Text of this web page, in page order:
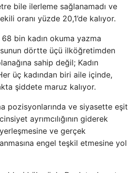
bile ilerleme sağlanamadı ve
oranı yüzde 20,1’de kalıyor.
bin kadın okuma yazma
dörtte üçü ilköğretimden
sahip değil; Kadın
üç kadından biri aile içinde,
şiddete maruz kalıyor.
pozisyonlarında ve siyasette eşit
ayrımcılığının giderek
ve gerçek
engel teşkil etmesine yol